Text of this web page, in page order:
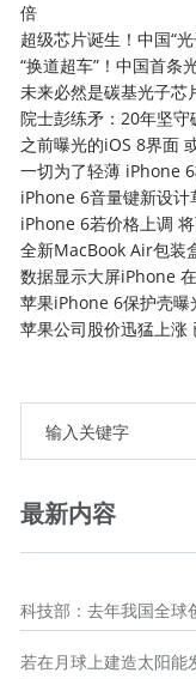
倍
超级芯片诞生！中国“
“换道超车”！中国首条
未来必然是碳基光子芯
院士彭练矛：20年坚守
之前曝光的iOS 8界面
一切为了轻薄 iPhone
iPhone 6音量键新设
iPhone 6若价格上调
全新MacBook Air包装
数据显示大屏iPhone
苹果iPhone 6保护壳
苹果公司股价迅猛上涨
最新内容
科技部：去年我国全球
若在月球上建造太阳能